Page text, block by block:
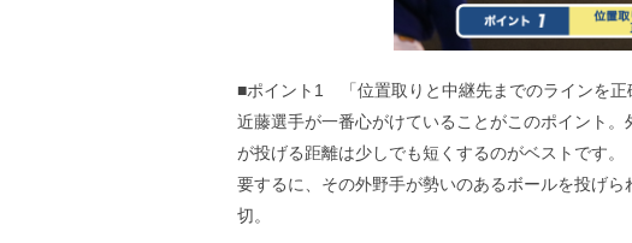
■ポイント1 「位置取りと中継先までのラインを正
近藤選手が一番心がけていることがこのポイント
が投げる距離は少しでも短くするのがベストです。
要するに、その外野手が勢いのあるボールを投げ
切。